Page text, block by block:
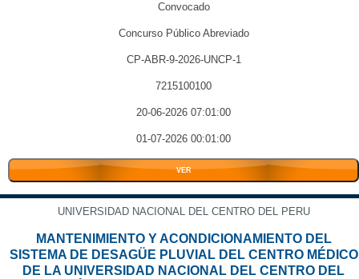
Convocado
Concurso Público Abreviado
CP-ABR-9-2026-UNCP-1
7215100100
20-06-2026 07:01:00
01-07-2026 00:01:00
VER
UNIVERSIDAD NACIONAL DEL CENTRO DEL PERU
MANTENIMIENTO Y ACONDICIONAMIENTO DEL
SISTEMA DE DESAGÜE PLUVIAL DEL CENTRO MÉDICO
DE LA UNIVERSIDAD NACIONAL DEL CENTRO DEL